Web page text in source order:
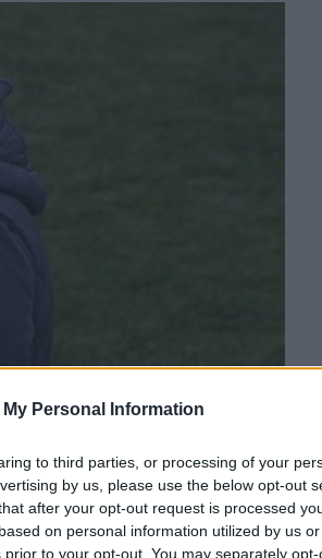
Personal Information
to third parties, or processing of your
by us, please use the below opt-out
after your opt-out request is processed
on personal information utilized by us
to your opt-out. You may separately
Σχοινάς. Ο μέχρι
με την διοίκηση της